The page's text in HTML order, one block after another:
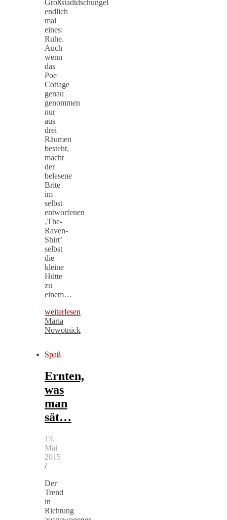
Großstadtdschungel
endlich
mal
eines:
Ruhe.
Auch
wenn
das
Poe
Cottage
genau
genommen
nur
aus
drei
Räumen
besteht,
macht
der
belesene
Brite
im
selbst
entworfenen
‚The-
Raven-
Shirt’
selbst
die
kleine
Hütte
zu
einem…
weiterlesen
Maria
Nowotnick
Spaß
Ernten,
was
man
sät…
13.
Mai
2015
/
Der
Trend
in
Richtung